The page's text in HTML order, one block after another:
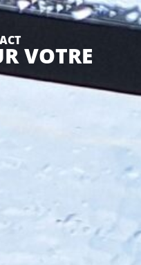
VOTRE